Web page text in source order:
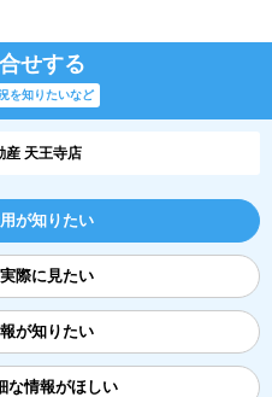
せする
を知りたいなど
産 天王寺店
が知りたい
際に見たい
が知りたい
な情報がほしい